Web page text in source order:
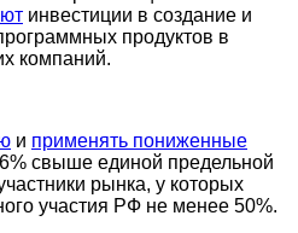
инвестиции в создание и
продуктов в
компаний.
и применять пониженные
свыше единой предельной
рынка, у которых
участия РФ не менее 50%.